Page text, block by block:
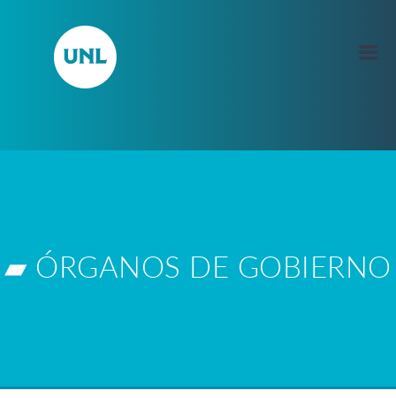
▰ ÓRGANOS DE GOBIERNO